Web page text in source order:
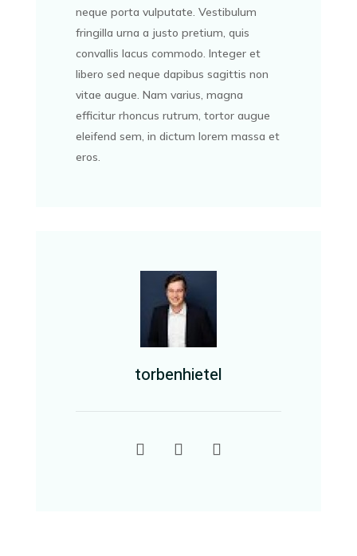
neque porta vulputate. Vestibulum
fringilla urna a justo pretium, quis
convallis lacus commodo. Integer et
libero sed neque dapibus sagittis non
vitae augue. Nam varius, magna
efficitur rhoncus rutrum, tortor augue
eleifend sem, in dictum lorem massa et
eros.
torbenhietel